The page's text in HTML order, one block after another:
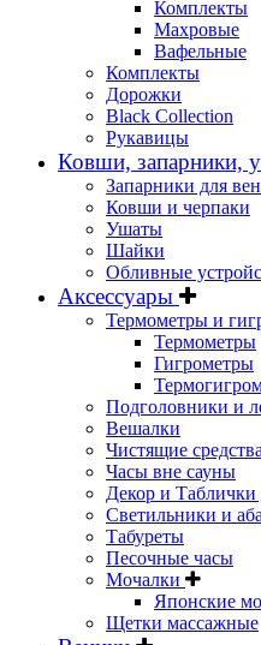
Комплекты
Махровые
Вафельные
Комплекты
Дорожки
Black Collection
Рукавицы
Ковши, запарники,
Запарники для
Ковши и черпаки
Ушаты
Шайки
Обливные
Аксессуары
Термометры и
Термометры
Гигрометры
Подголовники и
Вешалки
Чистящие
Часы вне сауны
Декор и Таблички
Светильники и
Табуреты
Песочные часы
Мочалки
Японские
Щетки массажные